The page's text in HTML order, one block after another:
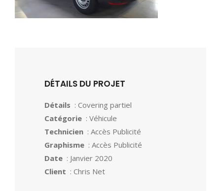
DÉTAILS DU PROJET
Détails : Covering partiel
Catégorie : Véhicule
Technicien : Accès Publicité
Graphisme : Accès Publicité
Date : Janvier 2020
Client : Chris Net